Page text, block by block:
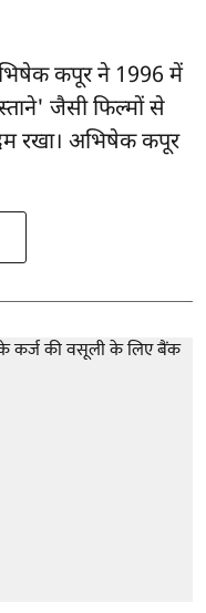
कपूर ने 1996 में
जैसी फिल्मों से
रखा। अभिषेक कपूर